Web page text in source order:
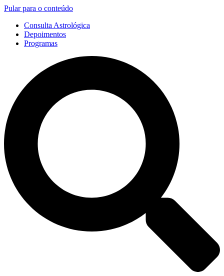
Pular para o conteúdo
Consulta Astrológica
Depoimentos
Programas